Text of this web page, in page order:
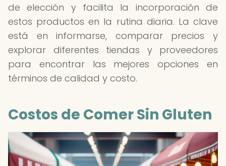
de elección y facilita la incorporación de
estos productos en la rutina diaria. La clave
está en informarse, comparar precios y
explorar diferentes tiendas y proveedores
para encontrar las mejores opciones en
términos de calidad y costo.
Costos de Comer Sin Gluten